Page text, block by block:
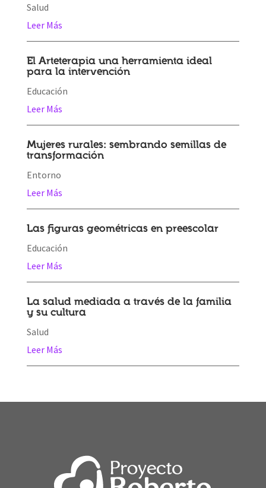
Salud
Leer Más
El Arteterapia una herramienta ideal
para la intervención
Educación
Leer Más
Mujeres rurales: sembrando semillas de
transformación
Entorno
Leer Más
Las figuras geométricas en preescolar
Educación
Leer Más
La salud mediada a través de la familia
y su cultura
Salud
Leer Más